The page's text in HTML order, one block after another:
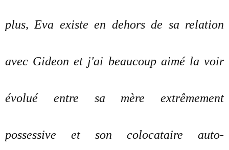
plus, Eva existe en dehors de sa relation
avec Gideon et j'ai beaucoup aimé la voir
évolué entre sa mère extrêmement
possessive et son colocataire auto-